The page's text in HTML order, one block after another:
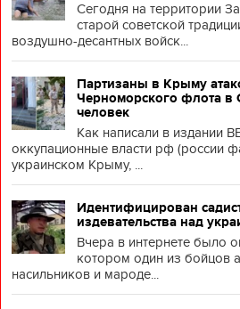
Сегодня на территории
старой советской
воздушно-десантных войск...
Партизаны в Крыму
Черноморского флота в
человек
Как написали в издании
оккупационные власти рф (россии
украинском Крыму, ...
Идентифицирован
издевательства над
Вчера в интернете было
котором один из бойцов
насильников и мароде...